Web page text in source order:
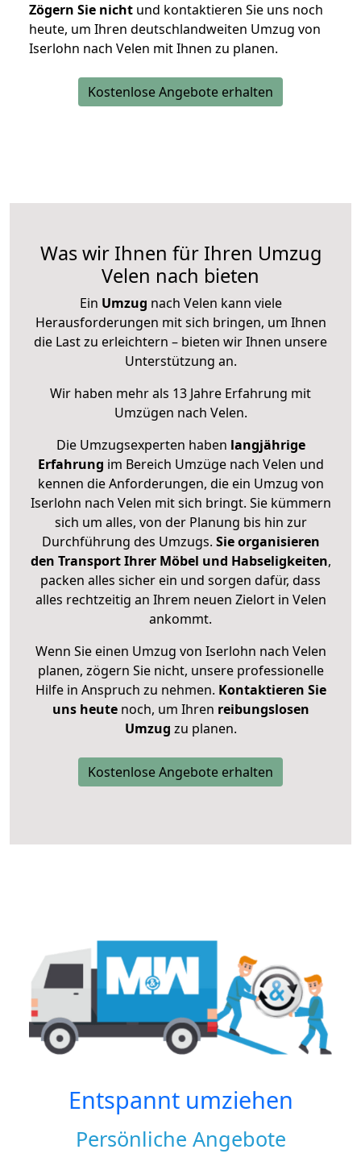
Zögern Sie nicht und kontaktieren Sie uns noch
heute, um Ihren deutschlandweiten Umzug von
Iserlohn nach Velen mit Ihnen zu planen.
Kostenlose Angebote erhalten
Was wir Ihnen für Ihren Umzug
Velen nach bieten
Ein Umzug nach Velen kann viele
Herausforderungen mit sich bringen, um Ihnen
die Last zu erleichtern – bieten wir Ihnen unsere
Unterstützung an.
Wir haben mehr als 13 Jahre Erfahrung mit
Umzügen nach Velen.
Die Umzugsexperten haben langjährige
Erfahrung im Bereich Umzüge nach Velen und
kennen die Anforderungen, die ein Umzug von
Iserlohn nach Velen mit sich bringt. Sie kümmern
sich um alles, von der Planung bis hin zur
Durchführung des Umzugs. Sie organisieren
den Transport Ihrer Möbel und Habseligkeiten,
packen alles sicher ein und sorgen dafür, dass
alles rechtzeitig an Ihrem neuen Zielort in Velen
ankommt.
Wenn Sie einen Umzug von Iserlohn nach Velen
planen, zögern Sie nicht, unsere professionelle
Hilfe in Anspruch zu nehmen. Kontaktieren Sie
uns heutenoch, um Ihren reibungslosen
Umzug zu planen.
Kostenlose Angebote erhalten
Entspannt umziehen
Persönliche Angebote